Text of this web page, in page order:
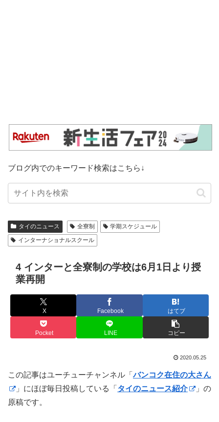
ブログ内でのキーワード検索はこちら↓
タイのニュース 全寮制
学期スケジュール
インターナショナルスクール
4 インターと全寮制の学校は6月1日より授
業再開
X Facebook はてブ
Pocket LINE コピー
2020.05.25
この記事はユーチューチャンネル「バンコク在住の大さん
」にほぼ毎日投稿している「 タイのニュース紹介
」の
原稿です。